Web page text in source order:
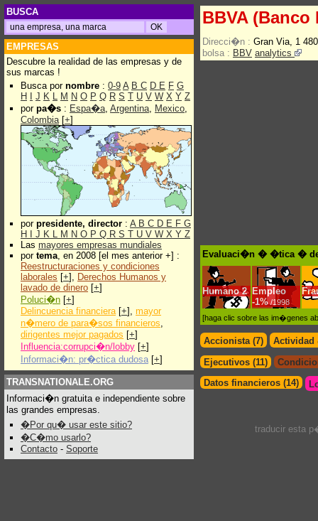
BUSCA
EMPRESAS
Descubre la realidad de las empresas y de
sus marcas !
Busca por nombre : 0-9 A B C D E F G
H
J K L M N O P Q R S T U V W X Y Z
por pa�s : Espa�a, Argentina, Mexico,
Colombia[+]
por presidente, director : A B C D E F G
H
J K L M N O P Q R S T U V W X Y Z
Las mayores empresas mundiales
por tema, en 2008 [el mes anterior +] :
Reestructuraciones y condiciones
laborales [+], Derechos Humanos y
lavado de dinero [+]
Poluci�n [+]
Delincuencia financiera[+], mayor
n�mero de para�sos financieros,
dirigentes mejor pagados [+]
Influencia:corrupci�n/lobby [+]
Informaci�n: pr�ctica dudosa [+]
TRANSNATIONALE.ORG
Informaci�n gratuita e independiente sobre
las grandes empresas.
�Por qu� usar este sitio?
�C�mo usarlo?
Contacto - Soporte
BBVA
Direcci�n : Gran Via, 1
bolsa : BBV analytics
Evaluaci�n � �tica � de
Humano 2 Empleo
-1% /1998
[haga clic sobre las im�genes
Accionista (7)
Actividad
Ejecutivos (11)
Datos financieros (14)
traducir esta